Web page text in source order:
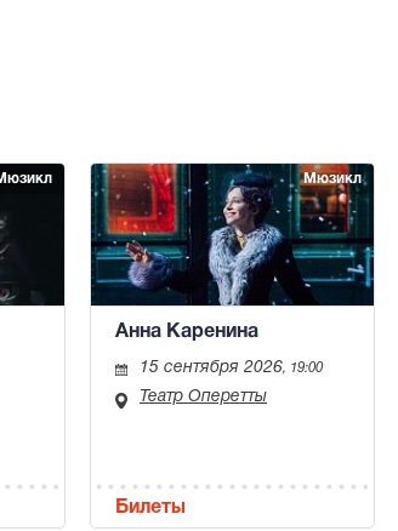
Мюзикл
Анна Каренина
15 сентября 2026, 19:00
Театр Оперетты
Билеты